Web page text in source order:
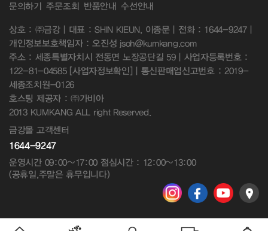
문의하기 주문조회 반품안내 수선안내
상호 : ㈜금강 | 대표 : SHIN KIEUN, 이종문 | 전화 : 1644-9247 |
개인정보보호책임자 : 오진성 jsoh@kumkang.com
주소 : 세종특별자치시 전동면 노장공단길 59 | 사업자등록번호 :
122-81-04585 [사업자정보확인] | 통신판매업신고번호 : 2019-
세종조치원-0126
호스팅 제공자 : ㈜가비아
2013 KUMKANG ALL right Reserved.
금강몰 고객센터
1644-9247
운영시간 09:00~17:00 점심시간 : 12:00~13:00
(공휴일,주말은 휴무입니다)